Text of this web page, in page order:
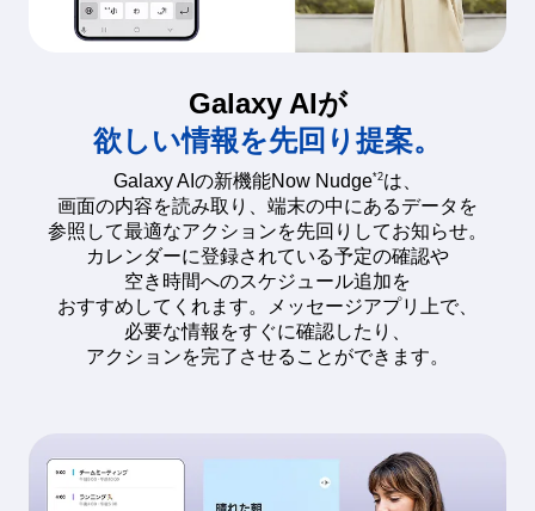
Galaxy AIが
欲しい情報を先回り提案。
Galaxy AIの新機能Now Nudge*2は、
画面の内容を読み取り、端末の中にあるデータを
参照して最適なアクションを先回りしてお知らせ。
カレンダーに登録されている予定の確認や
空き時間へのスケジュール追加を
おすすめしてくれます。メッセージアプリ上で、
必要な情報をすぐに確認したり、
アクションを完了させることができます。